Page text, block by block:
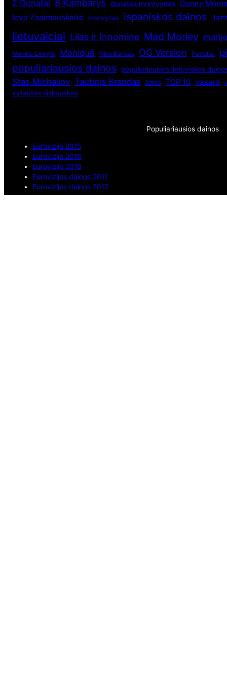
2 Donatai 8 Kambarys donatas montvydas Donny
Ieva Zasimauskaitė Ironvytas ispaniskos dainos
lietuvaiciai Lilas ir Innomine Mad Money
Monika Linkytė Moniqué Niko Barisas OG Version Patruliai
populiariausios dainos populiariausios lietuviskos
Stas Michailov Tautinis Brandas tonis TOP 10 vasara
vytautas siskauskas
Populiariausios dainos
Eurovizija 2015
Eurovizija 2016
Eurovizija 2018
Eurovizijos dainos 2011
Eurovizijos dainos 2012
Lietuvos dainininkai ir muzikos grupės